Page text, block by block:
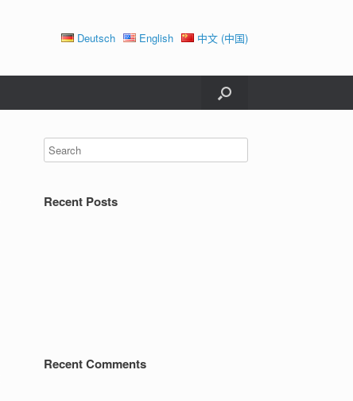
Deutsch English 中文 (中国)
Recent Posts
Recent Comments